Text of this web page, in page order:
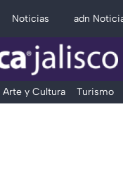
Noticias adn
Arte y Cultura Turismo